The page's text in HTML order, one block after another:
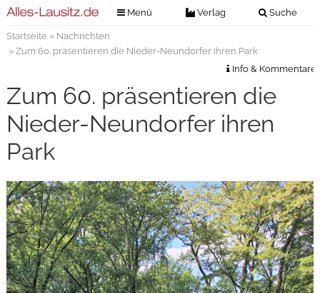
Menü Verlag Suche
Verlag
Kontakt
Impressum
Veranstaltungstickets
Anzeigenannahme
Digitale Ausgaben
Startseite» Nachrichten
» Zum 60. präsentieren die Nieder-Neundorfer ihren Park
Info & Kommentare
Zum 60. präsentieren die
Nieder-Neundorfer ihren
Park